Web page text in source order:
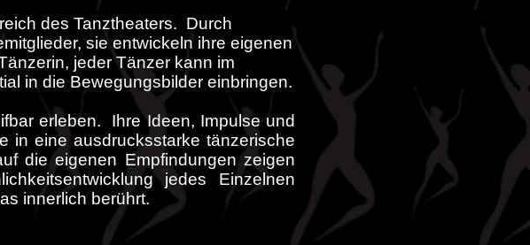
des Tanztheaters. Durch
sie entwickeln ihre eigenen
jeder Tänzer kann im
in die Bewegungsbilder einbringen.
erleben. Ihre Ideen, Impulse und
in eine ausdrucksstarke tänzerische
die eigenen Empfindungen zeigen
jedes Einzelnen
innerlich berührt.